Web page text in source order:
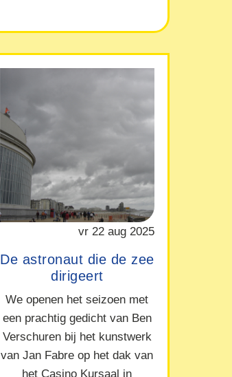
vr 22 aug 2025
De astronaut die de zee
dirigeert
We openen het seizoen met
een prachtig gedicht van Ben
Verschuren bij het kunstwerk
van Jan Fabre op het dak van
het Casino Kursaal in